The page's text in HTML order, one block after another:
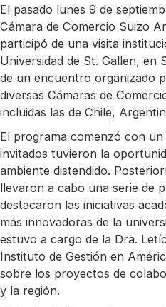
El pasado lunes 9 de
Cámara de Comercio Suizo
participó de una visita
Universidad de St. Gallen, en
de un encuentro organizado
diversas Cámaras de
incluidas las de Chile,
El programa comenzó con
invitados tuvieron la
ambiente distendido.
llevaron a cabo una serie de
destacaron las iniciativas
más innovadoras de la
estuvo a cargo de la Dra.
Instituto de Gestión en
sobre los proyectos de
y la región.